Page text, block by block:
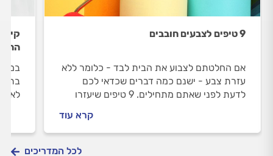
9 טיפים לצבעים חובבים
אם החלטתם לצבוע את הבית לבד - כלומר ללא
עזרת צבע - ישנם כמה דברים שכדאי לכם
לדעת לפני שאתם מתחילים. 9 טיפים שיעזרו
קרא עוד
קיר
לא
לכל המדריכים